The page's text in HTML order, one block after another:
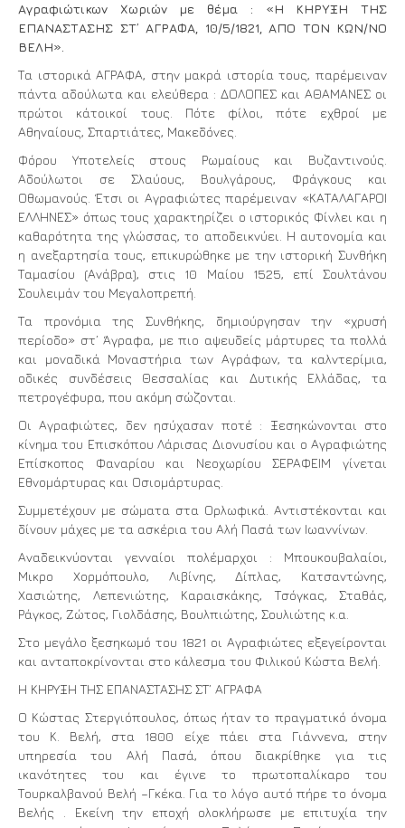
Αγραφιώτικων Χωριών με θέμα : «Η ΚΗΡΥΞΗ ΤΗΣ
ΕΠΑΝΑΣΤΑΣΗΣ ΣΤ’ ΑΓΡΑΦΑ, 10/5/1821, ΑΠΟ ΤΟΝ ΚΩΝ/ΝΟ
ΒΕΛΗ».
Τα ιστορικά ΑΓΡΑΦΑ, στην μακρά ιστορία τους, παρέμειναν
πάντα αδούλωτα και ελεύθερα : ΔΟΛΟΠΕΣ και ΑΘΑΜΑΝΕΣ οι
πρώτοι κάτοικοί τους. Πότε φίλοι, πότε εχθροί με
Αθηναίους, Σπαρτιάτες, Μακεδόνες.
Φόρου Υποτελείς στους Ρωμαίους και Βυζαντινούς.
Αδούλωτοι σε Σλαύους, Βουλγάρους, Φράγκους και
Οθωμανούς. Έτσι οι Αγραφιώτες παρέμειναν «ΚΑΤΑΛΑΓΑΡΟΙ
ΕΛΛΗΝΕΣ» όπως τους χαρακτηρίζει ο ιστορικός Φίνλει και η
καθαρότητα της γλώσσας, το αποδεικνύει. Η αυτονομία και
η ανεξαρτησία τους, επικυρώθηκε με την ιστορική Συνθήκη
Ταμασίου (Ανάβρα), στις 10 Μαίου 1525, επί Σουλτάνου
Σουλειμάν του Μεγαλοπρεπή.
Τα προνόμια της Συνθήκης, δημιούργησαν την «χρυσή
περίοδο» στ’ Άγραφα, με πιο αψευδείς μάρτυρες τα πολλά
και μοναδικά Μοναστήρια των Αγράφων, τα καλντερίμια,
οδικές συνδέσεις Θεσσαλίας και Δυτικής Ελλάδας, τα
πετρογέφυρα, που ακόμη σώζονται.
Οι Αγραφιώτες, δεν ησύχασαν ποτέ : Ξεσηκώνονται στο
κίνημα του Επισκόπου Λάρισας Διονυσίου και ο Αγραφιώτης
Επίσκοπος Φαναρίου και Νεοχωρίου ΣΕΡΑΦΕΙΜ γίνεται
Εθνομάρτυρας και Οσιομάρτυρας.
Συμμετέχουν με σώματα στα Ορλωφικά. Αντιστέκονται και
δίνουν μάχες με τα ασκέρια του Αλή Πασά των Ιωαννίνων.
Αναδεικνύονται γενναίοι πολέμαρχοι : Μπουκουβαλαίοι,
Μικρο Χορμόπουλο, Λιβίνης, Δίπλας, Κατσαντώνης,
Χασιώτης, Λεπενιώτης, Καραισκάκης, Τσόγκας, Σταθάς,
Ράγκος, Ζώτος, Γιολδάσης, Βουλπιώτης, Σουλιώτης κ.α.
Στο μεγάλο ξεσηκωμό του 1821 οι Αγραφιώτες εξεγείρονται
και ανταποκρίνονται στο κάλεσμα του Φιλικού Κώστα Βελή.
Η ΚΗΡΥΞΗ ΤΗΣ ΕΠΑΝΑΣΤΑΣΗΣ ΣΤ’ ΑΓΡΑΦΑ
Ο Κώστας Στεργιόπουλος, όπως ήταν το πραγματικό όνομα
του Κ. Βελή, στα 1800 είχε πάει στα Γιάννενα, στην
υπηρεσία του Αλή Πασά, όπου διακρίθηκε για τις
ικανότητες του και έγινε το πρωτοπαλίκαρο του
Τουρκαλβανού Βελή –Γκέκα. Για το λόγο αυτό πήρε το όνομα
Βελής . Εκείνη την εποχή ολοκλήρωσε με επιτυχία την